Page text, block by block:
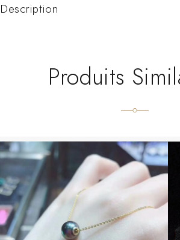
Description
Produits